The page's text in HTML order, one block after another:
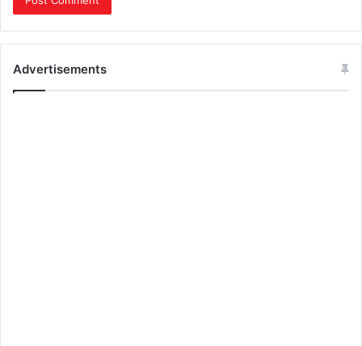
Advertisements